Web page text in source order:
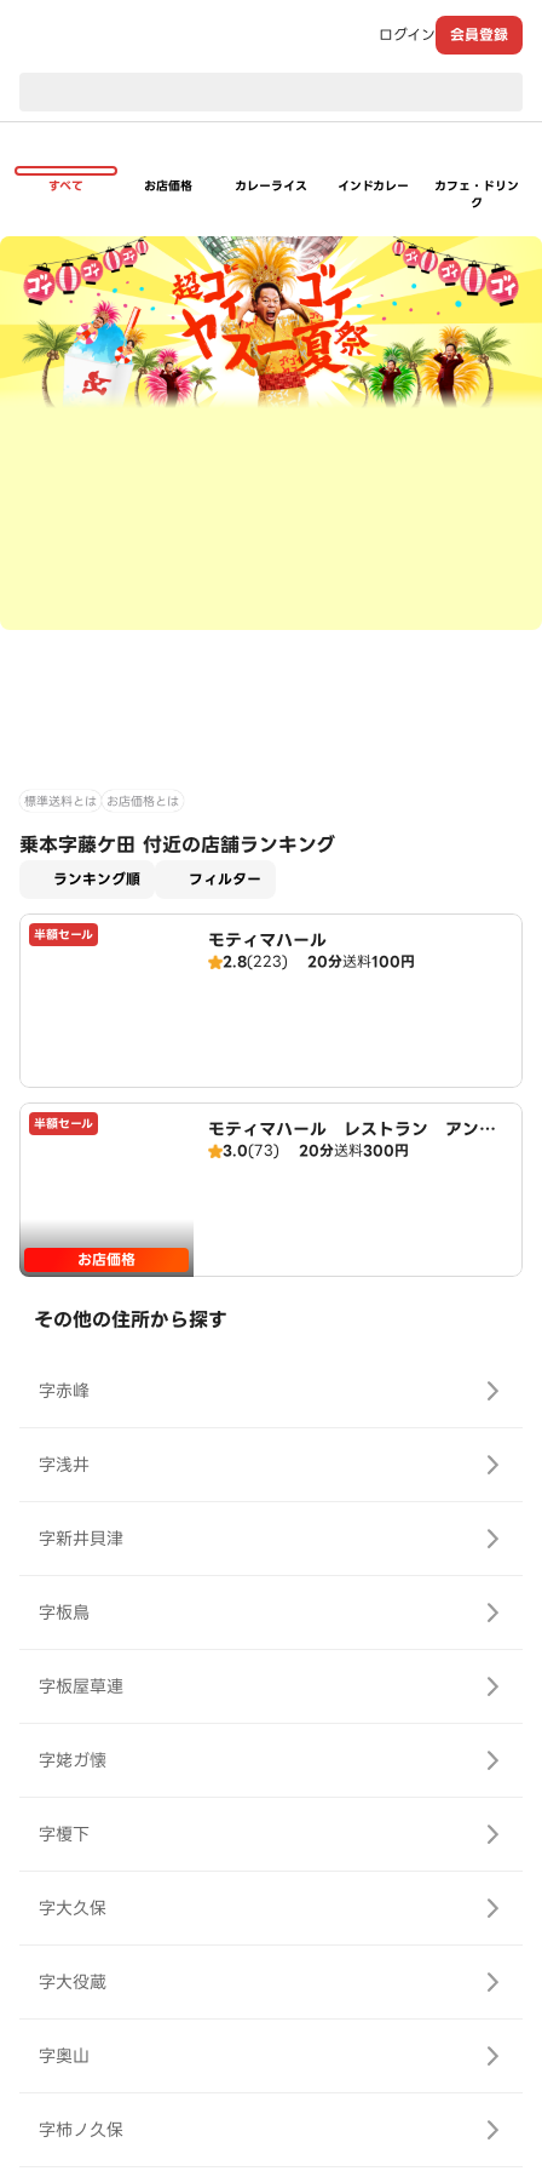
ログイン 会員登録
すべて お店価格 カレーライス インドカレー
カフェ・ドリン
ク
超ゴイゴイヤスー夏祭
標準送料とは お店価格とは
乗本字藤ケ田 付近の店舗ランキング
ランキング順 フィルター
半額セール モティマハール
2.8(223) 20分送料100円
半額セール
お店価格
モティマハール レストラン アンド
バー
3.0(73) 20分送料300円
その他の住所から探す
字赤峰
字浅井
字新井貝津
字板鳥
字板屋草連
字姥ガ懐
字榎下
字大久保
字大役蔵
字奥山
字柿ノ久保